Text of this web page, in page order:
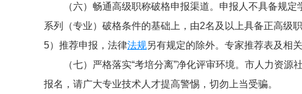
（六）畅通高级职称破格申报渠道。申报人不具备规
系列（专业）破格条件的基础上，由2名及以上具备正高级
5）推荐申报，法律法规另有规定的除外。专家推荐表及相
（七）严格落实“考培分离”净化评审环境。市人力资
报名，请广大专业技术人才提高警惕，切勿上当受骗。